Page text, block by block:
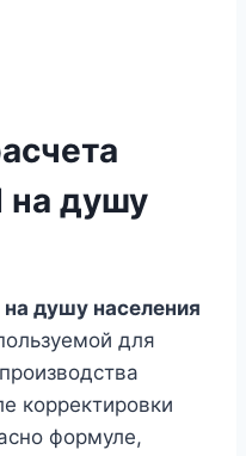
на душу
душу населения
для
корректировки
формуле,